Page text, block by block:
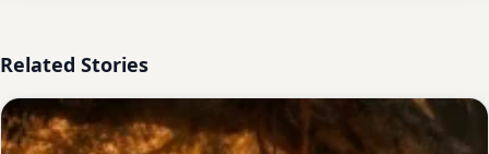
Related Stories